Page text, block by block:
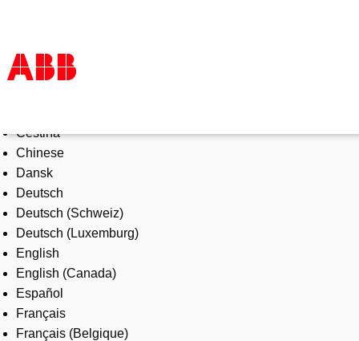
Products & Solutions
Industries
Services
About us
Where to buy
Contact us
Careers
Čeština
Chinese
Dansk
Deutsch
Deutsch (Schweiz)
Deutsch (Luxemburg)
English
English (Canada)
Español
Français
Français (Belgique)